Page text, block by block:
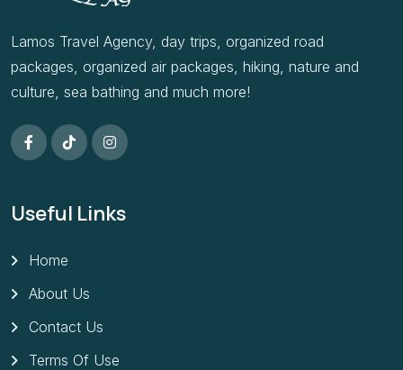
Lamos Travel Agency, day trips, organized road
packages, organized air packages, hiking, nature and
culture, sea bathing and much more!
Useful Links
Home
About Us
Contact Us
Terms Of Use